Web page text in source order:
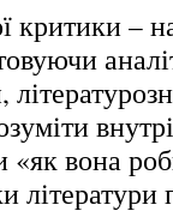
критики –
«як вона